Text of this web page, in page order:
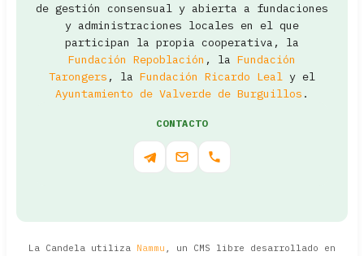
de gestión consensual y abierta a fundaciones
y administraciones locales en el que
participan la propia cooperativa, la
Fundación Repoblación , la Fundación
Tarongers , la Fundación Ricardo Leal y el
Ayuntamiento de Valverde de Burguillos .
CONTACTO
La Candela utiliza Nammu , un CMS libre desarrollado en